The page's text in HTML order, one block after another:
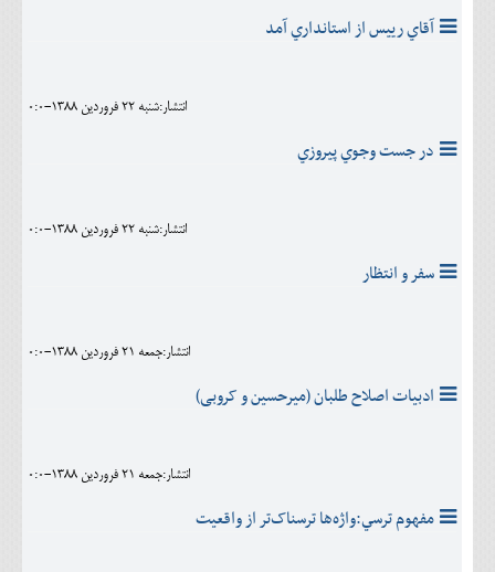
آقاي رييس از استانداري آمد
انتشار:شنبه 22 فروردين 1388-0:0
در جست وجوي پيروزي
انتشار:شنبه 22 فروردين 1388-0:0
سفر و انتظار
انتشار:جمعه 21 فروردين 1388-0:0
ادبیات اصلاح طلبان (میرحسین و کروبی)
انتشار:جمعه 21 فروردين 1388-0:0
مفهوم ترسي:واژه‌ها ترسناک‌تر از واقعیت